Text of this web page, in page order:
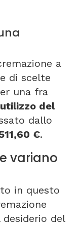
a
di scelte
una fra
del
dallo
€.
variano
in questo
del